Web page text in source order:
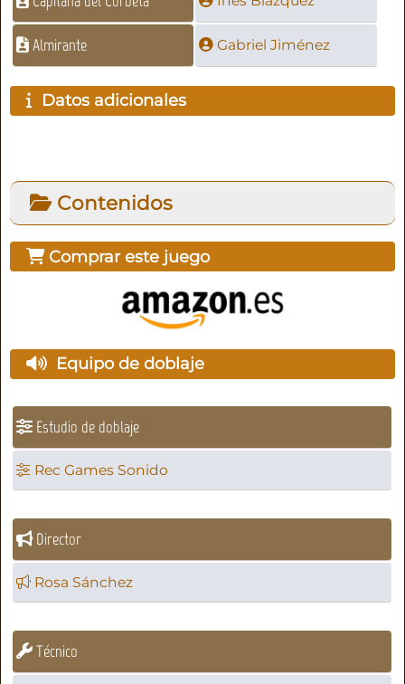
Almirante Gabriel Jiménez
Datos adicionales
Contenidos
Comprar este juego
Equipo de doblaje
Estudio de doblaje
Rec Games Sonido
Director
Rosa Sánchez
Técnico